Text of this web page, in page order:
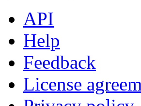
API
Help
Feedback
License